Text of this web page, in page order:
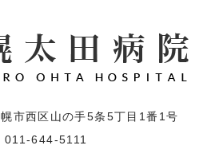
市西区山の手5条5丁目1番1号
011-644-5111